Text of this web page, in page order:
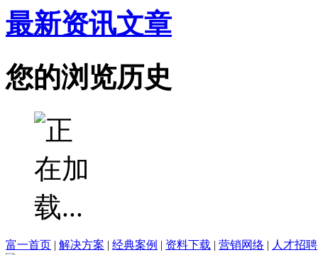
最新资讯文章
您的浏览历史
富一首页 | 解决方案 | 经典案例 | 资料下载 | 营销网络 | 人才招聘